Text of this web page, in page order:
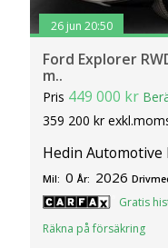
26 jun 20:50
Ford Explorer
m..
Pris 449 000 kr
359 200 kr
Hedin Automotive
Mil: 0 År: 2026
Gratis
Räkna på försäkring